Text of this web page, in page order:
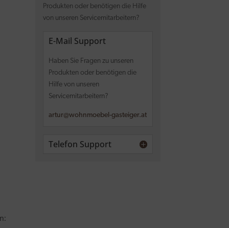
Produkten oder benötigen die Hilfe
von unseren Servicemitarbeitern?
E-Mail Support
Haben Sie Fragen zu unseren
Produkten oder benötigen die
Hilfe von unseren
Servicemitarbeitern?
artur@wohnmoebel-gasteiger.at
Telefon Support